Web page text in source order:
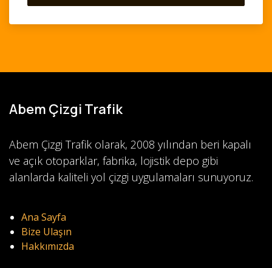
Abem Çizgi Trafik
Abem Çizgi Trafik olarak, 2008 yılından beri kapalı
ve açık otoparklar, fabrika, lojistik depo gibi
alanlarda kaliteli yol çizgi uygulamaları sunuyoruz.
Ana Sayfa
Bize Ulaşın
Hakkımızda